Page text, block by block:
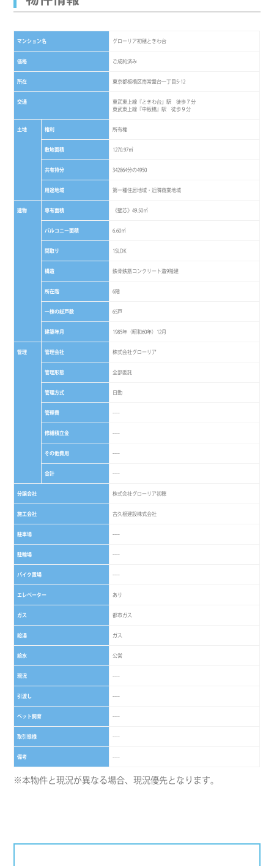
マンション名 グローリア初穂ときわ台
価格 ご成約済み
所在 東京都板橋区南常盤台一丁目5-12
交通
東武東上線『ときわ台』駅 徒歩７分
東武東上線『中板橋』駅 徒歩９分
土地 権利 所有権
敷地面積 1270.97㎡
共有持分 342864分の4950
用途地域 第一種住居地域・近隣商業地域
建物 専有面積 《壁芯》49.50㎡
バルコニー面積 6.60㎡
間取り 1SLDK
構造 鉄骨鉄筋コンクリート造9階建
所在階 6階
一棟の総戸数 65戸
建築年月 1985年（昭和60年）12月
管理 管理会社 株式会社グローリア
管理形態 全部委託
管理方式 日勤
管理費 ----
修繕積立金 ----
その他費用 ----
合計 ----
分譲会社 株式会社グローリア初穂
施工会社 古久根建設株式会社
駐車場 ----
駐輪場 ----
バイク置場 ----
エレベーター あり
ガス 都市ガス
給湯 ガス
給水 公営
現況 ----
引渡し ----
ペット飼育 ----
取引態様 ----
備考 ----
※本物件と現況が異なる場合、現況優先となります。